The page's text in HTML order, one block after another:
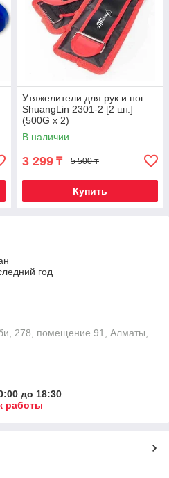
Утяжелители для рук и ног
ShuangLin 2301-2 [2 шт.]
(500G x 2)
В наличии
3 299 ₸ 5 500 ₸
Купить
год
278, помещение 91, Алматы,
до 18:30
работы